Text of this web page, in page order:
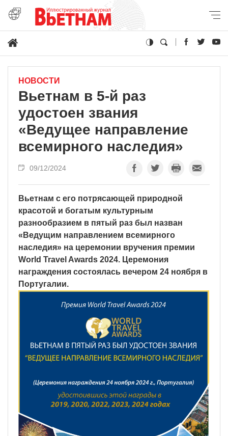
НОВОСТИ
Вьетнам в 5-й раз
удостоен звания
«Ведущее направление
всемирного наследия»
09/12/2024
Вьетнам с его потрясающей природной
красотой и богатым культурным
разнообразием в пятый раз был назван
«Ведущим направлением всемирного
наследия» на церемонии вручения премии
World Travel Awards 2024. Церемония
награждения состоялась вечером 24 ноября в
Португалии.